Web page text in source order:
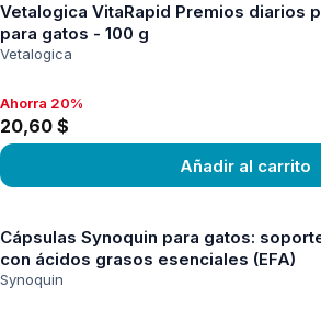
Vetalogica VitaRapid Premios diarios
para gatos - 100 g
Vetalogica
Ahorra 20%, 20,60 $
Ahorra 20%
20,60 $
Añadir al carrito
Cápsulas Synoquin para gatos:
con ácidos grasos esenciales (EFA)
Synoquin